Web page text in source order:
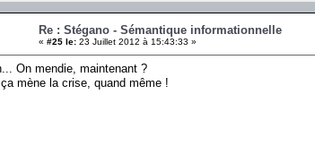
Re : Stégano - Sémantique informationnelle
« #25 le: 23 Juillet 2012 à 15:43:33 »
On mendie, maintenant ?
mène la crise, quand même !